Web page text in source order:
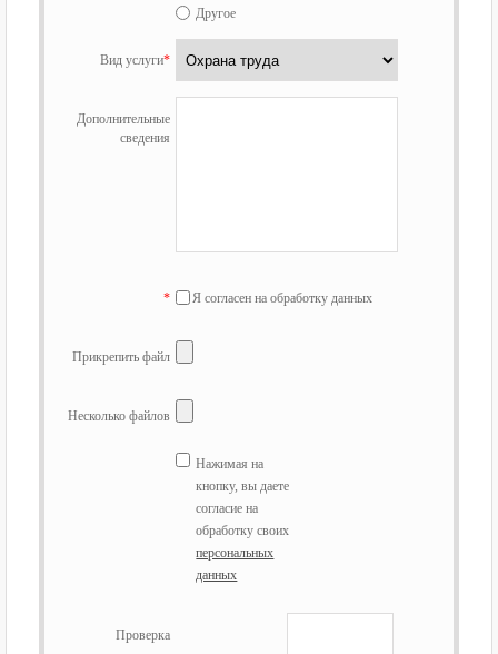
Другое
Вид услуги*
Дополнительные
сведения
* Я согласен на обработку данных
Прикрепить файл
Несколько файлов
Нажимая на
кнопку, вы даете
согласие на
обработку своих
персональных
данных
Проверка